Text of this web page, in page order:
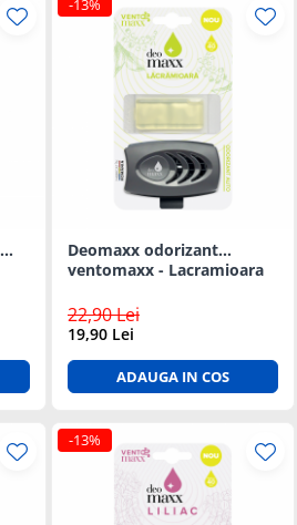
-13%
Deomaxx odorizant
ventomaxx - Lacramioara
22,90 Lei
19,90 Lei
ADAUGA IN COS
-13%